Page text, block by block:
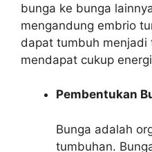
bunga ke bunga
mengandung embrio
dapat tumbuh
mendapat cukup
Pembentukan
Bunga adalah
tumbuhan.